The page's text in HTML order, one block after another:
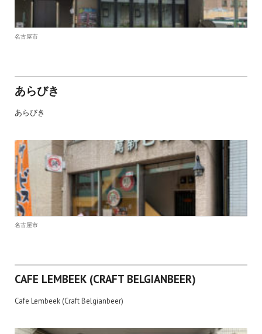
名古屋市
あらびき
あらびき
名古屋市
CAFE LEMBEEK (CRAFT BELGIANBEER)
Cafe Lembeek (Craft Belgianbeer)